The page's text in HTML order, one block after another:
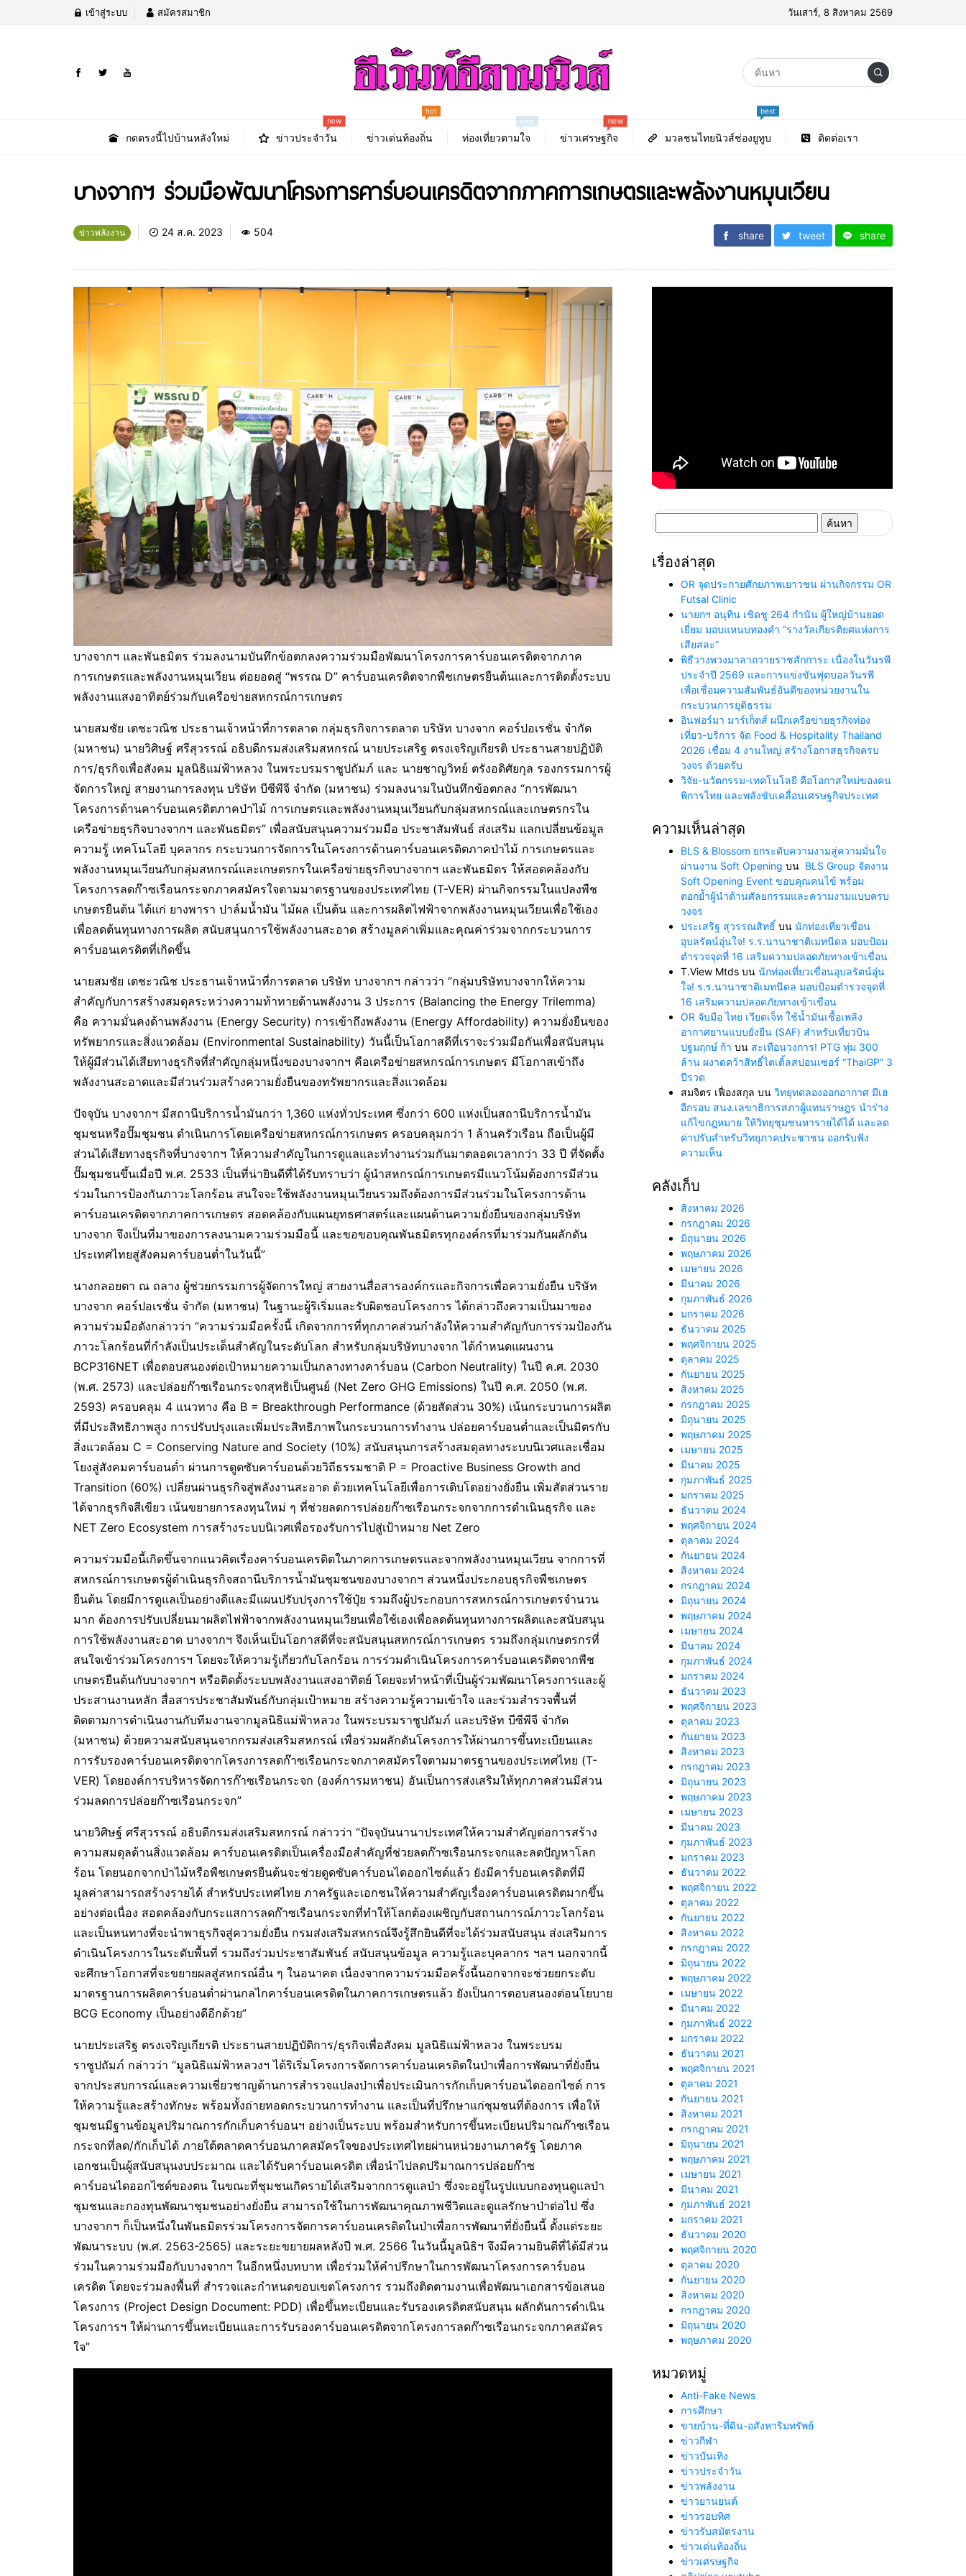
เข้าสู่ระบบ สมัครสมาชิก วันเสาร์, 8 สิงหาคม 2569
กดตรงนี้ไปบ้านหลังใหม่ ข่าวประจำวัน
new
ข่าวเด่นท้องถิ่น
hot
ท่องเที่ยวตามใจ
best
ข่าวเศรษฐกิจ
new
มวลชนไทยนิวส์ช่องยูทูบ
best
ติดต่อเรา
บางจากฯ ร่วมมือพัฒนาโครงการคาร์บอนเครดิตจากภาคการเกษตรและพลังงานหมุนเวียน
ข่าวพลังงาน 24 ส.ค. 2023 504 share tweet share
บางจากฯ และพันธมิตร ร่วมลงนามบันทึกข้อตกลงความร่วมมือพัฒนาโครงการคาร์บอนเครดิตจากภาค
การเกษตรและพลังงานหมุนเวียน ต่อยอดสู่ “พรรณ D” คาร์บอนเครดิตจากพืชเกษตรยืนต้นและการติดตั้งระบบ
พลังงานแสงอาทิตย์ร่วมกับเครือข่ายสหกรณ์การเกษตร
นายสมชัย เตชะวณิช ประธานเจ้าหน้าที่การตลาด กลุ่มธุรกิจการตลาด บริษัท บางจาก คอร์ปอเรชั่น จำกัด
(มหาชน) นายวิศิษฐ์ ศรีสุวรรณ์ อธิบดีกรมส่งเสริมสหกรณ์ นายประเสริฐ ตรงเจริญเกียรติ ประธานสายปฏิบัติ
การ/ธุรกิจเพื่อสังคม มูลนิธิแม่ฟ้าหลวง ในพระบรมราชูปถัมภ์ และ นายชาญวิทย์ ตรังอดิศัยกุล รองกรรมการผู้
จัดการใหญ่ สายงานการลงทุน บริษัท บีซีพีจี จำกัด (มหาชน) ร่วมลงนามในบันทึกข้อตกลง “การพัฒนา
โครงการด้านคาร์บอนเครดิตภาคป่าไม้ การเกษตรและพลังงานหมุนเวียนกับกลุ่มสหกรณ์และเกษตรกรใน
เครือข่ายธุรกิจบางจากฯ และพันธมิตร” เพื่อสนับสนุนความร่วมมือ ประชาสัมพันธ์ ส่งเสริม แลกเปลี่ยนข้อมูล
ความรู้ เทคโนโลยี บุคลากร กระบวนการจัดการในโครงการด้านคาร์บอนเครดิตภาคป่าไม้ การเกษตรและ
พลังงานหมุนเวียนกับกลุ่มสหกรณ์และเกษตรกรในเครือข่ายธุรกิจบางจากฯ และพันธมิตร ให้สอดคล้องกับ
โครงการลดก๊าซเรือนกระจกภาคสมัครใจตามมาตรฐานของประเทศไทย (T-VER) ผ่านกิจกรรมในแปลงพืช
เกษตรยืนต้น ได้แก่ ยางพารา ปาล์มน้ำมัน ไม้ผล เป็นต้น และการผลิตไฟฟ้าจากพลังงานหมุนเวียนเพื่อใช้เอง
เพื่อลดต้นทุนทางการผลิต สนับสนุนการใช้พลังงานสะอาด สร้างมูลค่าเพิ่มและคุณค่าร่วมจากกระบวนการ
คาร์บอนเครดิตที่เกิดขึ้น
นายสมชัย เตชะวณิช ประธานเจ้าหน้าที่การตลาด บริษัท บางจากฯ กล่าวว่า “กลุ่มบริษัทบางจากให้ความ
สำคัญกับการสร้างสมดุลระหว่างความท้าทายด้านพลังงาน 3 ประการ (Balancing the Energy Trilemma)
คือ ความมั่นคงด้านพลังงาน (Energy Security) การเข้าถึงพลังงาน (Energy Affordability) ความยั่งยืนของ
ทรัพยากรและสิ่งแวดล้อม (Environmental Sustainability) วันนี้เป็นโอกาสดีที่เราจะร่วมมือกันเพื่อสนับสนุน
ให้ผู้มีส่วนได้เสียทางธุรกิจที่สำคัญกลุ่มหนึ่งของบางจากฯ คือเครือข่ายสหกรณ์การเกษตร มีโอกาสเข้าถึง
พลังงานสะอาดและมีส่วนร่วมสร้างความยั่งยืนของทรัพยากรและสิ่งแวดล้อม
ปัจจุบัน บางจากฯ มีสถานีบริการน้ำมันกว่า 1,360 แห่งทั่วประเทศ ซึ่งกว่า 600 แห่งเป็นสถานีบริการน้ำมัน
ชุมชนหรือปั๊มชุมชน ดำเนินการโดยเครือข่ายสหกรณ์การเกษตร ครอบคลุมกว่า 1 ล้านครัวเรือน ถือเป็นผู้มี
ส่วนได้เสียทางธุรกิจที่บางจากฯ ให้ความสำคัญในการดูแลและทำงานร่วมกันมาตลอดเวลากว่า 33 ปี ที่จัดตั้ง
ปั๊มชุมชนขึ้นเมื่อปี พ.ศ. 2533 เป็นที่น่ายินดีที่ได้รับทราบว่า ผู้นำสหกรณ์การเกษตรมีแนวโน้มต้องการมีส่วน
ร่วมในการป้องกันภาวะโลกร้อน สนใจจะใช้พลังงานหมุนเวียนรวมถึงต้องการมีส่วนร่วมในโครงการด้าน
คาร์บอนเครดิตจากภาคการเกษตร สอดคล้องกับแผนยุทธศาสตร์และแผนด้านความยั่งยืนของกลุ่มบริษัท
บางจาก จึงเป็นที่มาของการลงนามความร่วมมือนี้ และขอขอบคุณพันธมิตรทุกองค์กรที่มาร่วมกันผลักดัน
ประเทศไทยสู่สังคมคาร์บอนต่ำในวันนี้”
นางกลอยตา ณ ถลาง ผู้ช่วยกรรมการผู้จัดการใหญ่ สายงานสื่อสารองค์กรและกิจการเพื่อความยั่งยืน บริษัท
บางจาก คอร์ปอเรชั่น จำกัด (มหาชน) ในฐานะผู้ริเริ่มและรับผิดชอบโครงการ ได้กล่าวถึงความเป็นมาของ
ความร่วมมือดังกล่าวว่า “ความร่วมมือครั้งนี้ เกิดจากการที่ทุกภาคส่วนกำลังให้ความสำคัญกับการร่วมป้องกัน
ภาวะโลกร้อนที่กำลังเป็นประเด็นสำคัญในระดับโลก สำหรับกลุ่มบริษัทบางจาก ได้กำหนดแผนงาน
BCP316NET เพื่อตอบสนองต่อเป้าหมายความเป็นกลางทางคาร์บอน (Carbon Neutrality) ในปี ค.ศ. 2030
(พ.ศ. 2573) และปล่อยก๊าซเรือนกระจกสุทธิเป็นศูนย์ (Net Zero GHG Emissions) ในปี ค.ศ. 2050 (พ.ศ.
2593) ครอบคลุม 4 แนวทาง คือ B = Breakthrough Performance (ด้วยสัดส่วน 30%) เน้นกระบวนการผลิต
ที่มีประสิทธิภาพสูง การปรับปรุงและเพิ่มประสิทธิภาพในกระบวนการทำงาน ปล่อยคาร์บอนต่ำและเป็นมิตรกับ
สิ่งแวดล้อม C = Conserving Nature and Society (10%) สนับสนุนการสร้างสมดุลทางระบบนิเวศและเชื่อม
โยงสู่สังคมคาร์บอนต่ำ ผ่านการดูดซับคาร์บอนด้วยวิถีธรรมชาติ P = Proactive Business Growth and
Transition (60%) เปลี่ยนผ่านธุรกิจสู่พลังงานสะอาด ด้วยเทคโนโลยีเพื่อการเติบโตอย่างยั่งยืน เพิ่มสัดส่วนราย
ได้จากธุรกิจสีเขียว เน้นขยายการลงทุนใหม่ ๆ ที่ช่วยลดการปล่อยก๊าซเรือนกระจกจากการดำเนินธุรกิจ และ
NET Zero Ecosystem การสร้างระบบนิเวศเพื่อรองรับการไปสู่เป้าหมาย Net Zero
ความร่วมมือนี้เกิดขึ้นจากแนวคิดเรื่องคาร์บอนเครดิตในภาคการเกษตรและจากพลังงานหมุนเวียน จากการที่
สหกรณ์การเกษตรผู้ดำเนินธุรกิจสถานีบริการน้ำมันชุมชนของบางจากฯ ส่วนหนึ่งประกอบธุรกิจพืชเกษตร
ยืนต้น โดยมีการดูแลเป็นอย่างดีและมีแผนปรับปรุงการใช้ปุ๋ย รวมถึงผู้ประกอบการสหกรณ์การเกษตรจำนวน
มาก ต้องการปรับเปลี่ยนมาผลิตไฟฟ้าจากพลังงานหมุนเวียนเพื่อใช้เองเพื่อลดต้นทุนทางการผลิตและสนับสนุน
การใช้พลังงานสะอาด บางจากฯ จึงเห็นเป็นโอกาสดีที่จะสนับสนุนสหกรณ์การเกษตร รวมถึงกลุ่มเกษตรกรที่
สนใจเข้าร่วมโครงการฯ โดยจะให้ความรู้เกี่ยวกับโลกร้อน การร่วมดำเนินโครงการคาร์บอนเครดิตจากพืช
เกษตรยืนต้นกับบางจากฯ หรือติดตั้งระบบพลังงานแสงอาทิตย์ โดยจะทำหน้าที่เป็นผู้ร่วมพัฒนาโครงการและผู้
ประสานงานหลัก สื่อสารประชาสัมพันธ์กับกลุ่มเป้าหมาย สร้างความรู้ความเข้าใจ และร่วมสำรวจพื้นที่
ติดตามการดำเนินงานกับทีมงานจากมูลนิธิแม่ฟ้าหลวง ในพระบรมราชูปถัมภ์ และบริษัท บีซีพีจี จำกัด
(มหาชน) ด้วยความสนับสนุนจากกรมส่งเสริมสหกรณ์ เพื่อร่วมผลักดันโครงการให้ผ่านการขึ้นทะเบียนและ
การรับรองคาร์บอนเครดิตจากโครงการลดก๊าซเรือนกระจกภาคสมัครใจตามมาตรฐานของประเทศไทย (T-
VER) โดยองค์การบริหารจัดการก๊าซเรือนกระจก (องค์การมหาชน) อันเป็นการส่งเสริมให้ทุกภาคส่วนมีส่วน
ร่วมลดการปล่อยก๊าซเรือนกระจก”
นายวิศิษฐ์ ศรีสุวรรณ์ อธิบดีกรมส่งเสริมสหกรณ์ กล่าวว่า “ปัจจุบันนานาประเทศให้ความสำคัญต่อการสร้าง
ความสมดุลด้านสิ่งแวดล้อม คาร์บอนเครดิตเป็นเครื่องมือสำคัญที่ช่วยลดก๊าซเรือนกระจกและลดปัญหาโลก
ร้อน โดยนอกจากป่าไม้หรือพืชเกษตรยืนต้นจะช่วยดูดซับคาร์บอนไดออกไซด์แล้ว ยังมีคาร์บอนเครดิตที่มี
มูลค่าสามารถสร้างรายได้ สำหรับประเทศไทย ภาครัฐและเอกชนให้ความสำคัญเรื่องคาร์บอนเครดิตมากขึ้น
อย่างต่อเนื่อง สอดคล้องกับกระแสการลดก๊าซเรือนกระจกที่ทำให้โลกต้องเผชิญกับสถานการณ์ภาวะโลกร้อน
และเป็นหนทางที่จะนำพาธุรกิจสู่ความยั่งยืน กรมส่งเสริมสหกรณ์จึงรู้สึกยินดีที่จะได้ร่วมสนับสนุน ส่งเสริมการ
ดำเนินโครงการในระดับพื้นที่ รวมถึงร่วมประชาสัมพันธ์ สนับสนุนข้อมูล ความรู้และบุคลากร ฯลฯ นอกจากนี้
จะศึกษาโอกาสที่จะขยายผลสู่สหกรณ์อื่น ๆ ในอนาคต เนื่องจากความร่วมมือครั้งนี้นอกจากจะช่วยยกระดับ
มาตรฐานการผลิตคาร์บอนต่ำผ่านกลไกคาร์บอนเครดิตในภาคการเกษตรแล้ว ยังเป็นการตอบสนองต่อนโยบาย
BCG Economy เป็นอย่างดีอีกด้วย”
นายประเสริฐ ตรงเจริญเกียรติ ประธานสายปฏิบัติการ/ธุรกิจเพื่อสังคม มูลนิธิแม่ฟ้าหลวง ในพระบรม
ราชูปถัมภ์ กล่าวว่า “มูลนิธิแม่ฟ้าหลวงฯ ได้ริเริ่มโครงการจัดการคาร์บอนเครดิตในป่าเพื่อการพัฒนาที่ยั่งยืน
จากประสบการณ์และความเชี่ยวชาญด้านการสำรวจแปลงป่าเพื่อประเมินการกักเก็บคาร์บอนไดออกไซด์ การ
ให้ความรู้และสร้างทักษะ พร้อมทั้งถ่ายทอดกระบวนการทำงาน และเป็นที่ปรึกษาแก่ชุมชนที่ต้องการ เพื่อให้
ชุมชนมีฐานข้อมูลปริมาณการกักเก็บคาร์บอนฯ อย่างเป็นระบบ พร้อมสำหรับการขึ้นทะเบียนปริมาณก๊าซเรือน
กระจกที่ลด/กักเก็บได้ ภายใต้ตลาดคาร์บอนภาคสมัครใจของประเทศไทยผ่านหน่วยงานภาครัฐ โดยภาค
เอกชนเป็นผู้สนับสนุนงบประมาณ และได้รับคาร์บอนเครดิต เพื่อนำไปลดปริมาณการปล่อยก๊าซ
คาร์บอนไดออกไซด์ของตน ในขณะที่ชุมชนเกิดรายได้เสริมจากการดูแลป่า ซึ่งจะอยู่ในรูปแบบกองทุนดูแลป่า
ชุมชนและกองทุนพัฒนาชุมชนอย่างยั่งยืน สามารถใช้ในการพัฒนาคุณภาพชีวิตและดูแลรักษาป่าต่อไป ซึ่ง
บางจากฯ ก็เป็นหนึ่งในพันธมิตรร่วมโครงการจัดการคาร์บอนเครดิตในป่าเพื่อการพัฒนาที่ยั่งยืนนี้ ตั้งแต่ระยะ
พัฒนาระบบ (พ.ศ. 2563-2565) และระยะขยายผลหลังปี พ.ศ. 2566 ในวันนี้มูลนิธิฯ จึงมีความยินดีที่ได้มีส่วน
ร่วมในความร่วมมือกับบางจากฯ ในอีกหนึ่งบทบาท เพื่อร่วมให้คำปรึกษาในการพัฒนาโครงการคาร์บอน
เครดิต โดยจะร่วมลงพื้นที่ สำรวจและกำหนดขอบเขตโครงการ รวมถึงติดตามงานเพื่อพัฒนาเอกสารข้อเสนอ
โครงการ (Project Design Document: PDD) เพื่อขึ้นทะเบียนและรับรองเครดิตสนับสนุน ผลักดันการดำเนิน
โครงการฯ ให้ผ่านการขึ้นทะเบียนและการรับรองคาร์บอนเครดิตจากโครงการลดก๊าซเรือนกระจกภาคสมัคร
ใจ”
สำหรับ:
เรื่องล่าสุด
OR จุดประกายศักยภาพเยาวชน ผ่านกิจกรรม OR
Futsal Clinic
นายกฯ อนุทิน เชิดชู 264 กำนัน ผู้ใหญ่บ้านยอด
เยี่ยม มอบแหนบทองคำ “รางวัลเกียรติยศแห่งการ
เสียสละ”
พิธีวางพวงมาลาถวายราชสักการะ เนื่องในวันรพี
ประจำปี 2569 และการแข่งขันฟุตบอลวันรพี
เพื่อเชื่อมความสัมพันธ์อันดีของหน่วยงานใน
กระบวนการยุติธรรม
อินฟอร์มา มาร์เก็ตส์ ผนึกเครือข่ายธุรกิจท่อง
เที่ยว-บริการ จัด Food & Hospitality Thailand
2026 เชื่อม 4 งานใหญ่ สร้างโอกาสธุรกิจครบ
วงจร ด้วยครับ
วิจัย-นวัตกรรม-เทคโนโลยี คือโอกาสใหม่ของคน
พิการไทย และพลังขับเคลื่อนเศรษฐกิจประเทศ
ความเห็นล่าสุด
BLS & Blossom ยกระดับความงามสู่ความมั่นใจ
ผ่านงาน Soft Opening บน BLS Group จัดงาน
Soft Opening Event ขอบคุณคนไข้ พร้อม
ตอกย้ำผู้นำด้านศัลยกรรมและความงามแบบครบ
วงจร
ประเสริฐ สุวรรณสิทธิ์ บน นักท่องเที่ยวเขื่อน
อุบลรัตน์อุ่นใจ! ร.ร.นานาชาติเมทนีดล มอบป้อม
ตำรวจจุดที่ 16 เสริมความปลอดภัยทางเข้าเขื่อน
T.View Mtds บน นักท่องเที่ยวเขื่อนอุบลรัตน์อุ่น
ใจ! ร.ร.นานาชาติเมทนีดล มอบป้อมตำรวจจุดที่
16 เสริมความปลอดภัยทางเข้าเขื่อน
OR จับมือ ไทย เวียตเจ็ท ใช้น้ำมันเชื้อเพลิง
อากาศยานแบบยั่งยืน (SAF) สำหรับเที่ยวบิน
ปฐมฤกษ์ ก้า บน สะเทือนวงการ! PTG ทุ่ม 300
ล้าน ผงาดคว้าสิทธิ์ไตเติ้ลสปอนเซอร์ “ThaiGP” 3
ปีรวด
สมจิตร เฟื่องสกุล บน วิทยุทดลองออกอากาศ มีเฮ
อีกรอบ สนง.เลขาธิการสภาผู้แทนราษฎร นำร่าง
แก้ไขกฎหมาย ให้วิทยุชุมชนหารายได้ได้ และลด
ค่าปรับสำหรับวิทยุภาคประชาชน ออกรับฟัง
ความเห็น
คลังเก็บ
สิงหาคม 2026
กรกฎาคม 2026
มิถุนายน 2026
พฤษภาคม 2026
เมษายน 2026
มีนาคม 2026
กุมภาพันธ์ 2026
มกราคม 2026
ธันวาคม 2025
พฤศจิกายน 2025
ตุลาคม 2025
กันยายน 2025
สิงหาคม 2025
กรกฎาคม 2025
มิถุนายน 2025
พฤษภาคม 2025
เมษายน 2025
มีนาคม 2025
กุมภาพันธ์ 2025
มกราคม 2025
ธันวาคม 2024
พฤศจิกายน 2024
ตุลาคม 2024
กันยายน 2024
สิงหาคม 2024
กรกฎาคม 2024
มิถุนายน 2024
พฤษภาคม 2024
เมษายน 2024
มีนาคม 2024
กุมภาพันธ์ 2024
มกราคม 2024
ธันวาคม 2023
พฤศจิกายน 2023
ตุลาคม 2023
กันยายน 2023
สิงหาคม 2023
กรกฎาคม 2023
มิถุนายน 2023
พฤษภาคม 2023
เมษายน 2023
มีนาคม 2023
กุมภาพันธ์ 2023
มกราคม 2023
ธันวาคม 2022
พฤศจิกายน 2022
ตุลาคม 2022
กันยายน 2022
สิงหาคม 2022
กรกฎาคม 2022
มิถุนายน 2022
พฤษภาคม 2022
เมษายน 2022
มีนาคม 2022
กุมภาพันธ์ 2022
มกราคม 2022
ธันวาคม 2021
พฤศจิกายน 2021
ตุลาคม 2021
กันยายน 2021
สิงหาคม 2021
กรกฎาคม 2021
มิถุนายน 2021
พฤษภาคม 2021
เมษายน 2021
มีนาคม 2021
กุมภาพันธ์ 2021
มกราคม 2021
ธันวาคม 2020
พฤศจิกายน 2020
ตุลาคม 2020
กันยายน 2020
สิงหาคม 2020
กรกฎาคม 2020
มิถุนายน 2020
พฤษภาคม 2020
หมวดหมู่
Anti-Fake News
การศึกษา
ขายบ้าน-ที่ดิน-อสังหาริมทรัพย์
ข่าวกีฬา
ข่าวบันเทิง
ข่าวประจำวัน
ข่าวพลังงาน
ข่าวยานยนต์
ข่าวรอบทิศ
ข่าวรับสมัตรงาน
ข่าวเด่นท้องถิ่น
ข่าวเศรษฐกิจ